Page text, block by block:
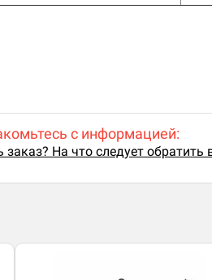
с информацией:
На что следует обратить